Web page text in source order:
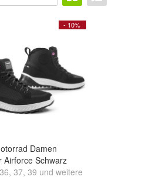
- 10%
Damen
Airforce Schwarz
36, 37, 39 und weitere